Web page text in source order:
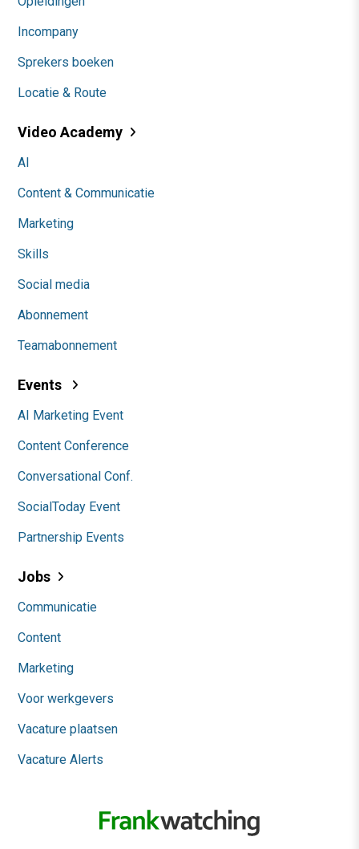
Incompany
Sprekers boeken
Locatie & Route
Video Academy
AI
Content & Communicatie
Marketing
Skills
Social media
Abonnement
Teamabonnement
Events
AI Marketing Event
Content Conference
Conversational Conf.
SocialToday Event
Partnership Events
Jobs
Communicatie
Content
Marketing
Voor werkgevers
Vacature plaatsen
Vacature Alerts